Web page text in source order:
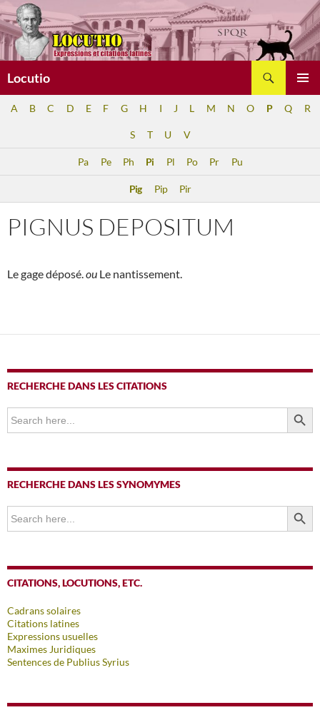
Aller
au
contenu
Locutio
A B C D E F G H I J L M N O P Q R
S T U V
Pa Pe Ph Pi Pl Po Pr Pu
Pig Pip Pir
PIGNUS DEPOSITUM
Le gage déposé.ou Le nantissement.
RECHERCHE DANS LES CITATIONS
Search
for:
SEARCH
RECHERCHE DANS LES SYNOMYMES
Search
for:
SEARCH
CITATIONS, LOCUTIONS, ETC.
Cadrans solaires
Citations latines
Expressions usuelles
Maximes Juridiques
Sentences de Publius Syrius